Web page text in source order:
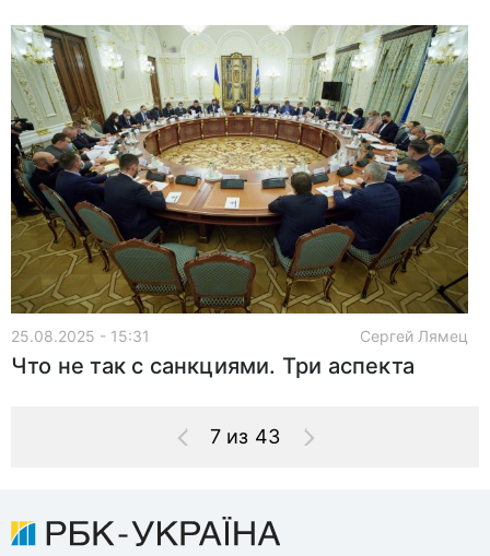
25.08.2025 - 15:31 Сергей Лямец
Что не так с санкциями. Три аспекта
7 из 43